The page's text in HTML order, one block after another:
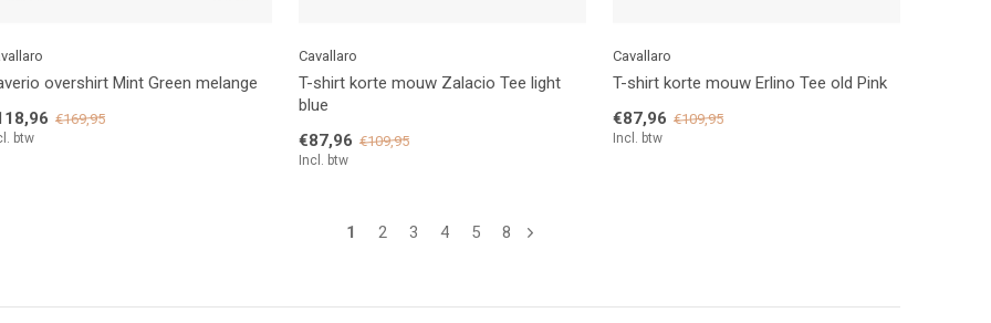
overshirt Mint Green melange
€169,95
btw
Cavallaro
T-shirt korte mouw Zalacio Tee light
blue
€87,96 €109,95
Incl. btw
Cavallaro
T-shirt korte mouw Erlino Tee old Pink
€87,96 €109,95
Incl. btw
1 2 3 4 5 8